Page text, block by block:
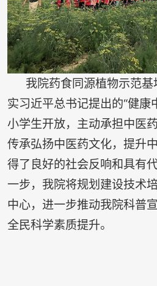
我院药食同源植物示范基
实习近平总书记提出的“健康
小学生开放，主动承担中医
传承弘扬中医药文化，提升
得了良好的社会反响和具有
一步，我院将规划建设技术
中心，进一步推动我院科普
全民科学素质提升。